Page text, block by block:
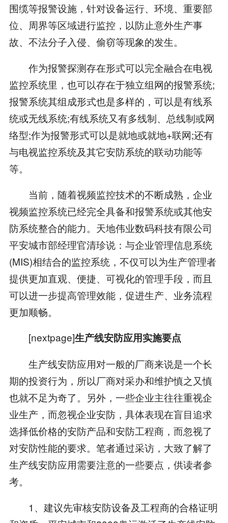
围缆等报警设施，针对设备运行、环境、重要部
位、周界等区域进行监控，以防止意外生产事
故、不法分子入侵、偷窃等现象的发生。
作为报警探测存在形式可以完全融合在电视
监控系统里，也可以存在于独立组网的报警系统;
报警系统其组成形式也是多样的，可以是有线系
统或无线系统;有线系统又有多线制、总线制或网
络型;作为报警形式可以是就地或就地+联网;还有
与电视监控系统及其它安防系统的联动功能等
等。
当前，随着视频监控技术的不断成熟，企业
视频监控系统已经完全具备和报警系统或其他安
防系统整合的能力。天地伟业数码科技有限公司
平安城市部经理官清珍说：与企业管理信息系统
(MIS)相结合的监控系统，不仅可以为生产管理者
提供更加直观、便捷、可视化的管理手段，而且
可以进一步提高管理效能，促进生产、业务流程
更加顺畅。
[nextpage]生产线安防应用实施要点
生产线安防应用对一般的厂商来说是一个长
期的投资行为，所以厂商对采办和维护慎之又慎
也就不足为奇了。另外，一些企业主往往重视企
业生产，而忽视企业安防，具体表现在盲目追求
选择低价格的安防产品和安防工程商，而忽视了
对安防性能的要求。笔者通过采访，大致了解了
生产线安防应用需要注意的一些要点，供读者参
考。
1、建议先审核安防设备及工程商的合格证明